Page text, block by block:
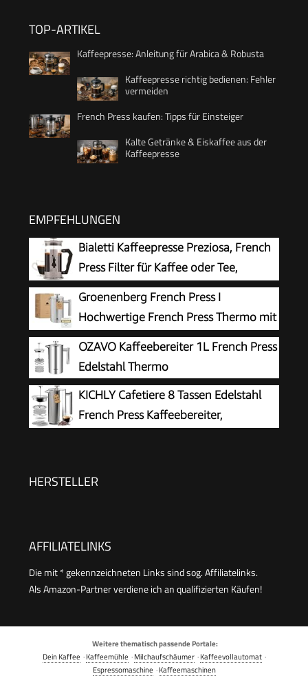
TOP-ARTIKEL
Kaffeepresse: Anleitung für Arabica & Robusta
Kaffeepresse richtig bedienen: Fehler
vermeiden
French Press kaufen: Tipps für Einsteiger
Kalte Getränke & Eiskaffee aus der
Kaffeepresse
EMPFEHLUNGEN
Bialetti Kaffeepresse Preziosa, French
Press Filter für Kaffee oder Tee,
Gehäuse aus Edelstahl und Behälter
aus Borosilikatglas, spülmaschinenfest, 1 Liter, 8
Tassen, Silber
Groenenberg French Press I
Hochwertige French Press Thermo mit
Warmhalte-Funktion I Edelstahl
Kaffeebereiter Kaffeepresse in 3 Größen bis 1
Liter
OZAVO Kaffeebereiter 1L French Press
Edelstahl Thermo
KICHLY Cafetiere 8 Tassen Edelstahl
French Press Kaffeebereiter,
Kaffettiere mit 1 Extra Filter – 1000ml / 34oz –
HERSTELLER
AFFILIATELINKS
Die mit * gekennzeichneten Links sind sog. Affiliatelinks.
Als Amazon-Partner verdiene ich an qualifizierten Käufen!
Weitere thematisch passende Portale:
Dein Kaffee ·Kaffeemühle ·Milchaufschäumer·Kaffeevollautomat·
Espressomaschine ·Kaffeemaschinen